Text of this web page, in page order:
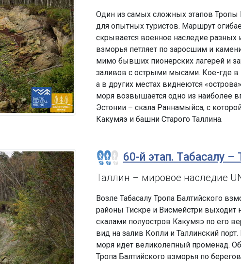
Один из самых сложных этапов Тропы
для опытных туристов. Маршрут
скрывается военное наследие разных
взморья петляет по заросшим и
мимо бывших пионерских лагерей и
заливов с острыми мысами. Кое-где в
а в других местах виднеются
моря возвышается одно из наиболее
Эстонии – скала Раннамыйса, с
Какумяэ и башни Старого Таллина.
60-й этап. Табасалу –
Таллин – мировое наследие
Возле Табасалу Тропа Балтийского
районы Тискре и Висмейстри выходит
скалами полуостров Какумяэ по его
вид на залив Копли и Таллинский
моря идет великолепный променад.
Тропа Балтийского взморья по